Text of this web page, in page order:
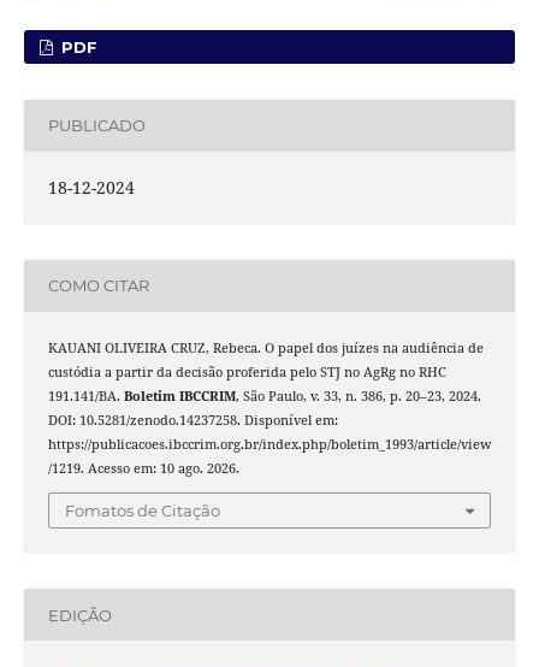
PDF
PUBLICADO
18-12-2024
COMO CITAR
KAUANI OLIVEIRA CRUZ, Rebeca. O papel dos juízes na audiência de
custódia a partir da decisão proferida pelo STJ no AgRg no RHC
191.141/BA. Boletim IBCCRIM, São Paulo, v. 33, n. 386, p. 20–23, 2024.
DOI: 10.5281/zenodo.14237258. Disponível em:
https://publicacoes.ibccrim.org.br/index.php/boletim_1993/article/view
/1219. Acesso em: 10 ago. 2026.
Fomatos de Citação
EDIÇÃO